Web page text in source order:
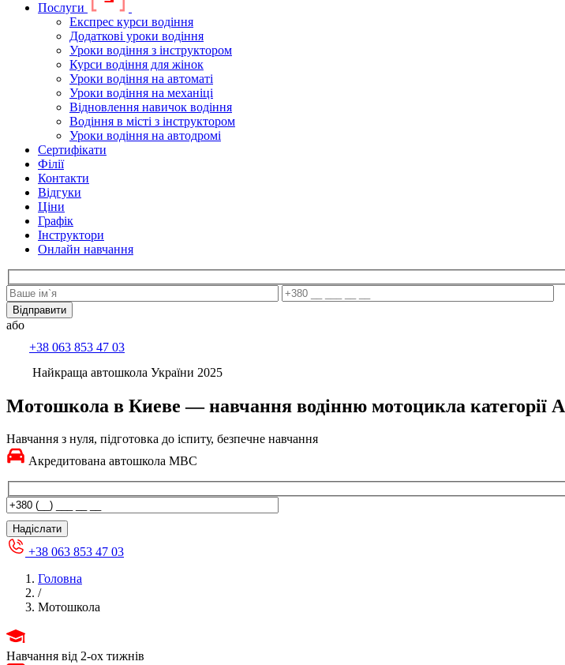
Послуги
Експрес курси водіння
Додаткові уроки водіння
Уроки водіння з інструктором
Курси водіння для жінок
Уроки водіння на автоматі
Уроки водіння на механіці
Відновлення навичок водіння
Водіння в місті з інструктором
Уроки водіння на автодромі
Сертифікати
Філії
Контакти
Відгуки
Ціни
Графік
Інструктори
Онлайн навчання
або
+38 063 853 47 03
Найкраща автошкола України 2025
Мотошкола в Киеве — навчання водінню мотоцикла категорії A
Навчання з нуля, підготовка до іспиту, безпечне навчання
Акредитована автошкола МВС
+38 063 853 47 03
Головна
/
Мотошкола
Навчання від 2-ох тижнів